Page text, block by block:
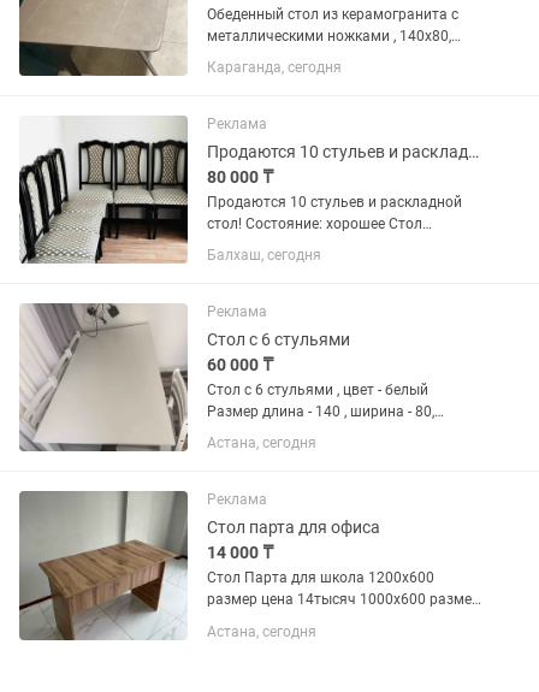
Обеденный стол из керамогранита с
металлическими ножками , 140х80,
керамика, серый
Караганда, сегодня
Реклама
Продаются 10 стульев и раскладной стол
80 000 ₸
Продаются 10 стульев и раскладной
стол! Состояние: хорошее Стол
раскладной: Размер, длина 2 м,
ширина 80 см Стол и стулья цвет
Писать на в@цап
Балхаш, сегодня
Реклама
Стол с 6 стульями
60 000 ₸
Стол с 6 стульями , цвет - белый
Размер длина - 140 , ширина - 80,
высота столам 75 САМОВЫВОЗ ,
Астана, сегодня
Реклама
Стол парта для офиса
14 000 ₸
Стол Парта для школа 1200х600
размер цена 14тысяч 1000х600 размер
13 тысяч Каспи рассрочка есть ред
Астана, сегодня